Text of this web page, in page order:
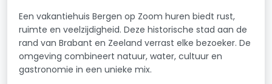
Een vakantiehuis Bergen op Zoom huren biedt rust,
ruimte en veelzijdigheid. Deze historische stad aan de
rand van Brabant en Zeeland verrast elke bezoeker. De
omgeving combineert natuur, water, cultuur en
gastronomie in een unieke mix.